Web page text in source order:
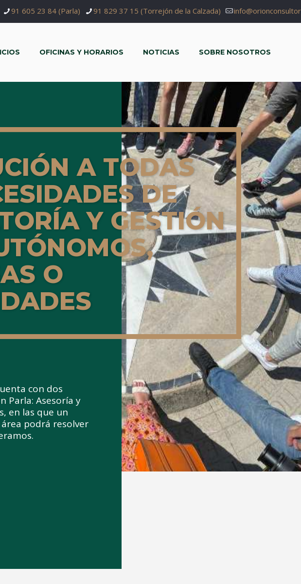
91 605 23 84 (Parla) 91 829 37 15 (Torrejón de la Calzada)
OFICINAS Y HORARIOS NOTICIAS SOBRE NOSOTROS
A TODAS
DE
Y GESTIÓN
O
con dos
Parla: Asesoría y
en las que un
podrá resolver